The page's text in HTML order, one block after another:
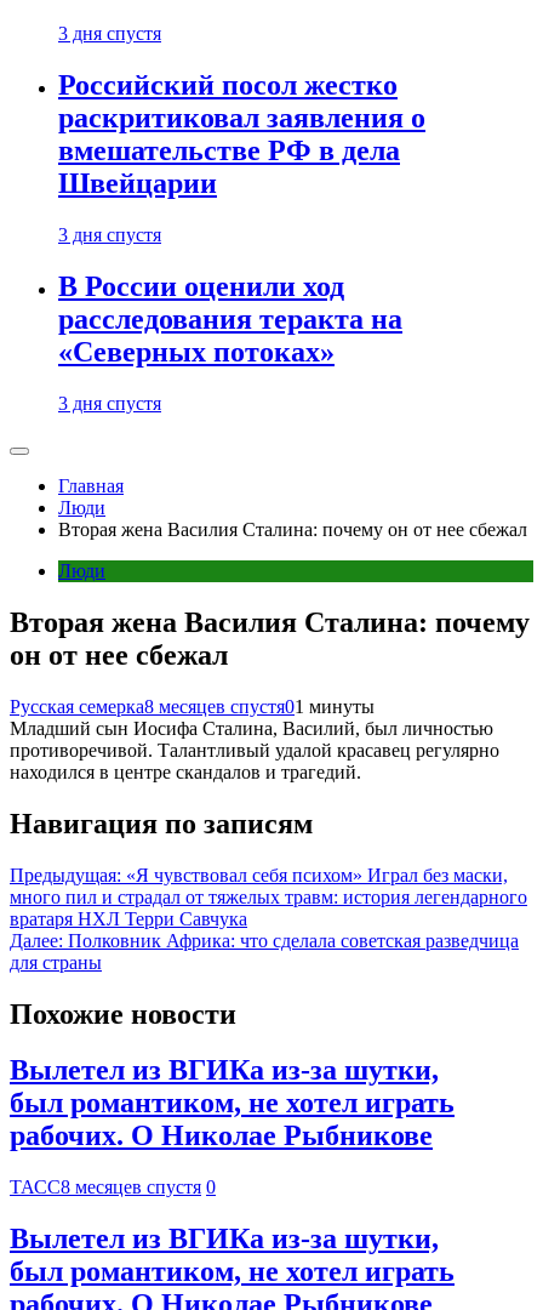
3 дня спустя
Российский посол жестко
раскритиковал заявления о
вмешательстве РФ в дела
Швейцарии
3 дня спустя
В России оценили ход
расследования теракта на
«Северных потоках»
3 дня спустя
Главная
Люди
Вторая жена Василия Сталина: почему он от нее сбежал
Люди
Вторая жена Василия Сталина: почему
он от нее сбежал
Русская семерка8 месяцев спустя01 минуты
Младший сын Иосифа Сталина, Василий, был личностью
противоречивой. Талантливый удалой красавец регулярно
находился в центре скандалов и трагедий.
Навигация по записям
Предыдущая: «Я чувствовал себя психом» Играл без маски,
много пил и страдал от тяжелых травм: история легендарного
вратаря НХЛ Терри Савчука
Далее: Полковник Африка: что сделала советская разведчица
для страны
Похожие новости
Вылетел из ВГИКа из-за шутки,
был романтиком, не хотел играть
рабочих. О Николае Рыбникове
ТАСС8 месяцев спустя 0
Вылетел из ВГИКа из-за шутки,
был романтиком, не хотел играть